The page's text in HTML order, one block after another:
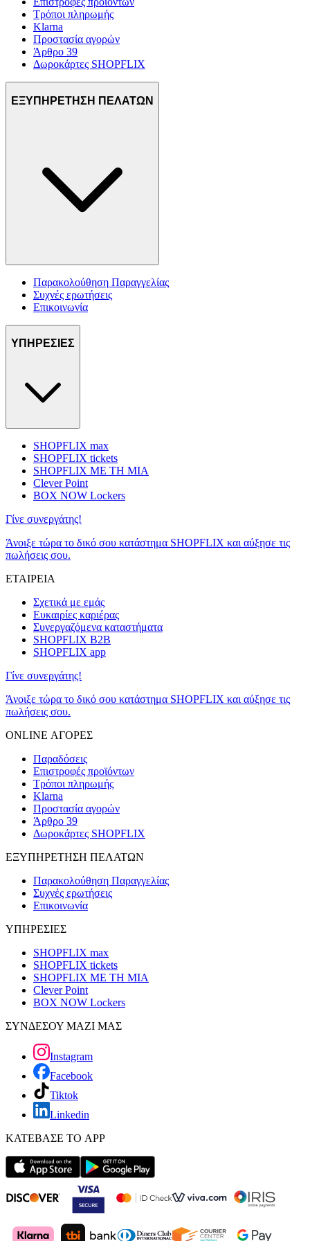
Τρόποι πληρωμής
Klarna
Προστασία αγορών
Άρθρο 39
Δωροκάρτες SHOPFLIX
ΕΞΥΠΗΡΕΤΗΣΗ ΠΕΛΑΤΩΝ
Παρακολούθηση Παραγγελίας
Συχνές ερωτήσεις
Επικοινωνία
ΥΠΗΡΕΣΙΕΣ
SHOPFLIX max
SHOPFLIX tickets
SHOPFLIX ΜΕ ΤΗ ΜΙΑ
Clever Point
BOX NOW Lockers
Γίνε συνεργάτης!
Άνοιξε τώρα το δικό σου κατάστημα SHOPFLIX και αύξησε τις
πωλήσεις σου.
ΕΤΑΙΡΕΙΑ
Σχετικά με εμάς
Ευκαιρίες καριέρας
Συνεργαζόμενα καταστήματα
SHOPFLIX B2B
SHOPFLIX app
Γίνε συνεργάτης!
Άνοιξε τώρα το δικό σου κατάστημα SHOPFLIX και αύξησε τις
πωλήσεις σου.
ONLINE ΑΓΟΡΕΣ
Παραδόσεις
Επιστροφές προϊόντων
Τρόποι πληρωμής
Klarna
Προστασία αγορών
Άρθρο 39
Δωροκάρτες SHOPFLIX
ΕΞΥΠΗΡΕΤΗΣΗ ΠΕΛΑΤΩΝ
Παρακολούθηση Παραγγελίας
Συχνές ερωτήσεις
Επικοινωνία
ΥΠΗΡΕΣΙΕΣ
SHOPFLIX max
SHOPFLIX tickets
SHOPFLIX ΜΕ ΤΗ ΜΙΑ
Clever Point
BOX NOW Lockers
ΣΥΝΔΕΣΟΥ ΜΑΖΙ ΜΑΣ
Instagram
Facebook
Tiktok
Linkedin
ΚΑΤΕΒΑΣΕ ΤΟ APP